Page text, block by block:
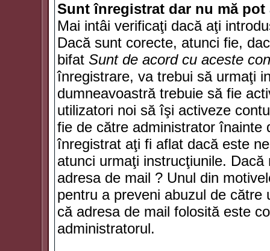
Sunt înregistrat dar nu mă
Mai intâi verificaţi dacă aţi
Dacă sunt corecte, atunci fie,
bifat Sunt de acord cu aceste
înregistrare, va trebui să urmaţi
dumneavoastră trebuie să fie
utilizatori noi să îşi activeze
fie de către administrator înainte
înregistrat aţi fi aflat dacă este
atunci urmaţi instrucţiunile.
adresa de mail ? Unul din
pentru a preveni abuzul de către
că adresa de mail folosită este
administratorul.